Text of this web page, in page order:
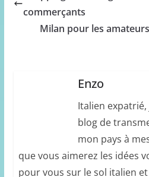
commerçants
Milan pour les
Enzo
Italien
blog de
mon pays à
que vous aimerez les idées
pour vous sur le sol italien